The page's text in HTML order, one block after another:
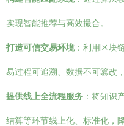
实现智能推荐与高效撮合。
打造可信交易环境 ：利用区块
易过程可追溯、数据不可篡改
提供线上全流程服务 ：将知识
结算等环节线上化、标准化，